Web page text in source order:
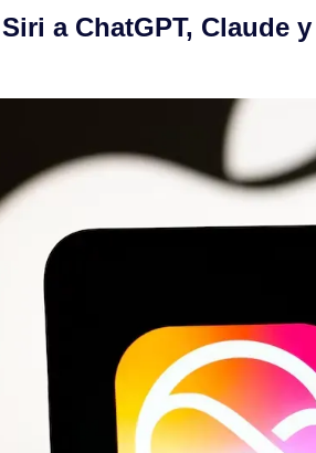
a ChatGPT, Claude